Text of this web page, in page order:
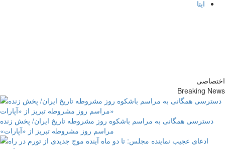
ایتا
اختصاصی
Breaking News
دسترسی همگانی به مراسم باشکوه روز مشروطه تاریخ ایران/ پخش زنده
مراسم روز مشروطه تبریز از «آپارات»